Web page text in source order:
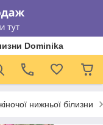
Dominika
нижньої білизни